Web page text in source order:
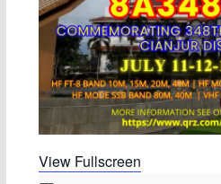
View Fullscreen